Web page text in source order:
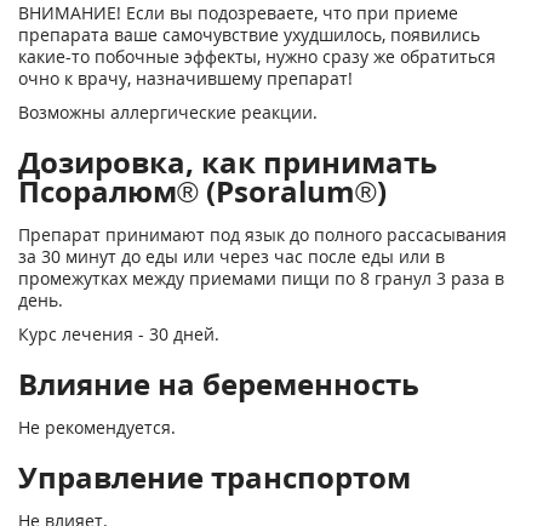
ВНИМАНИЕ! Если вы подозреваете, что при приеме
препарата ваше самочувствие ухудшилось, появились
какие-то побочные эффекты, нужно сразу же обратиться
очно к врачу, назначившему препарат!
Возможны аллергические реакции.
Дозировка, как принимать
Псоралюм® (Psoralum®)
Препарат принимают под язык до полного рассасывания
за 30 минут до еды или через час после еды или в
промежутках между приемами пищи по 8 гранул 3 раза в
день.
Курс лечения - 30 дней.
Влияние на беременность
Не рекомендуется.
Управление транспортом
Не влияет.